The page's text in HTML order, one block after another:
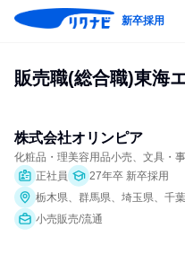
新卒採用
販売職(総合職)東海
株式会社オリンピア
化粧品・理美容用品小売、文具・
正社員
27年卒 新卒採用
栃木県、群馬県、埼玉県、千
小売販売/流通